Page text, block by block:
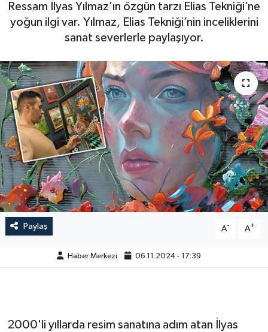
Ressam İlyas Yılmaz’ın özgün tarzı Elias Tekniği’ne
yoğun ilgi var. Yılmaz, Elias Tekniği’nin inceliklerini
sanat severlerle paylaşıyor.
Paylaş A- A+
Haber Merkezi 06.11.2024 - 17:39
2000'li yıllarda resim sanatına adım atan İlyas